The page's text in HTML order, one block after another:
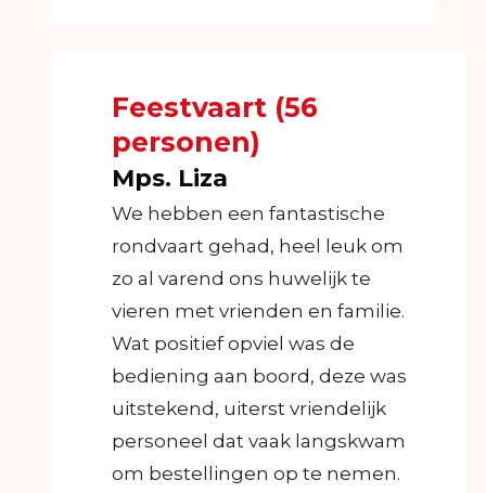
Feestvaart (56
personen)
Mps. Liza
We hebben een fantastische
rondvaart gehad, heel leuk om
zo al varend ons huwelijk te
vieren met vrienden en familie.
Wat positief opviel was de
bediening aan boord, deze was
uitstekend, uiterst vriendelijk
personeel dat vaak langskwam
om bestellingen op te nemen.